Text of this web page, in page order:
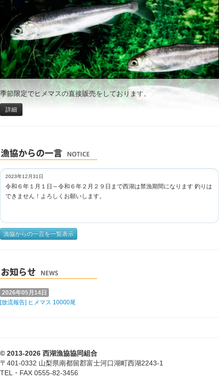
季節限定でヒメマスの直接販売をしております。
詳細
2023年12月31日
令和６年１月１日～令和６年２月２９日まで西湖は禁漁期間になります 釣りは
できません！よろしくお願いします。
漁協からの一言を一覧表示
2026年05月14日
[放流報告] ヒメマス 10000尾
© 2013-2026 西湖漁協協同組合
〒401-0332 山梨県南都留郡富士河口湖町西湖2243-1
TEL・FAX 0555-82-3456